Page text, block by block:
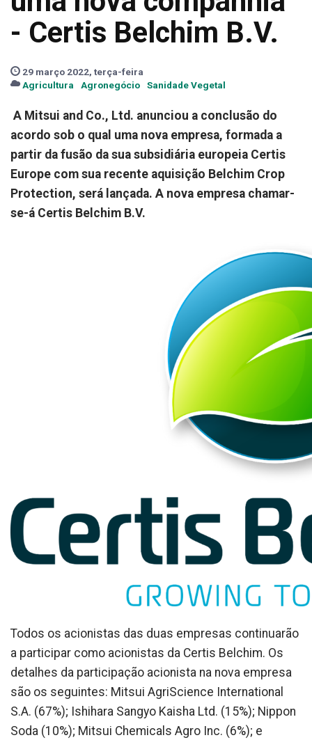
- Certis Belchim B.V.
29 março 2022, terça-feira
Agricultura
Agronegócio Sanidade Vegetal
A Mitsui and Co., Ltd. anunciou a conclusão do
acordo sob o qual uma nova empresa, formada a
partir da fusão da sua subsidiária europeia Certis
Europe com sua recente aquisição Belchim Crop
Protection, será lançada. A nova empresa chamar-
se-á Certis Belchim B.V.
Todos os acionistas das duas empresas continuarão
a participar como acionistas da Certis Belchim. Os
detalhes da participação acionista na nova empresa
são os seguintes: Mitsui AgriScience International
S.A. (67%); Ishihara Sangyo Kaisha Ltd. (15%); Nippon
Soda (10%); Mitsui Chemicals Agro Inc. (6%); e